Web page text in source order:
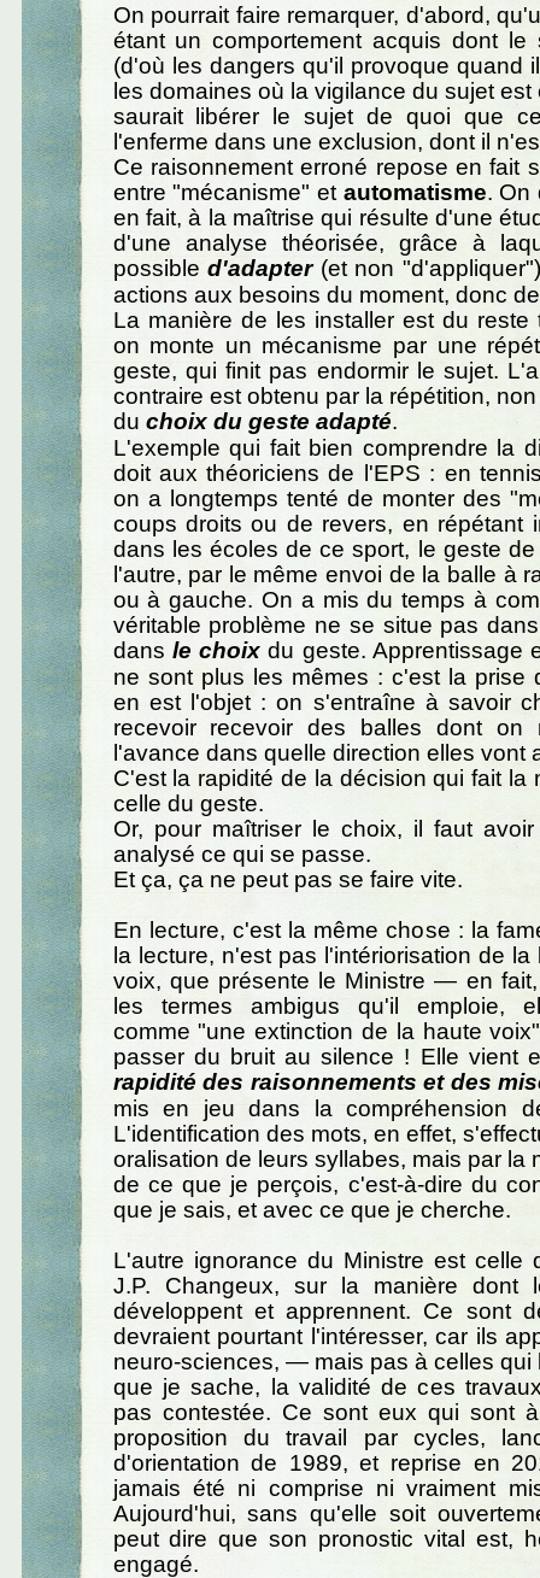
On pourrait faire remarquer, d'abord,
étant un comportement acquis dont le
(d'où les dangers qu'il provoque quand
les domaines où la vigilance du sujet est
saurait libérer le sujet de quoi que
l'enferme dans une exclusion, dont il
Ce raisonnement erroné repose en fait
entre "mécanisme" et automatisme. On
en fait, à la maîtrise qui résulte d'une
d'une analyse théorisée, grâce à
possibled'adapter(et non
actions aux besoins du moment, donc
La manière de les installer est du reste
on monte un mécanisme par une
geste, qui finit pas endormir le sujet.
contraire est obtenu par la répétition,
du choix du geste adapté.
L'exemple qui fait bien comprendre la
doit aux théoriciens de l'EPS : en
on a longtemps tenté de monter des
coups droits ou de revers, en répétant
dans les écoles de ce sport, le geste
l'autre, par le même envoi de la balle à
ou à gauche. On a mis du temps à
véritable problème ne se situe pas
dans le choix du geste. Apprentissage
ne sont plus les mêmes : c'est la prise
en est l'objet : on s'entraîne à savoir
recevoir recevoir des balles dont
l'avance dans quelle direction elles vont
C'est la rapidité de la décision qui fait la
celle du geste.
Or, pour maîtriser le choix, il faut
analysé ce qui se passe.
Et ça, ça ne peut pas se faire vite.
En lecture, c'est la même chose : la
la lecture, n'est pas l'intériorisation de la
voix, que présente le Ministre — en
les termes ambigus qu'il emploie,
comme "une extinction de la haute
passer du bruit au silence ! Elle vient
rapidité des raisonnements et des
mis en jeu dans la compréhension
L'identification des mots, en effet,
oralisation de leurs syllabes, mais par la
de ce que je perçois, c'est-à-dire du
que je sais, et avec ce que je cherche.
L'autre ignorance du Ministre est celle
J.P. Changeux, sur la manière dont
développent et apprennent. Ce sont
devraient pourtant l'intéresser, car ils
neuro-sciences, — mais pas à celles qui
que je sache, la validité de ces
pas contestée. Ce sont eux qui sont
proposition du travail par cycles,
d'orientation de 1989, et reprise en
jamais été ni comprise ni vraiment
Aujourd'hui, sans qu'elle soit
peut dire que son pronostic vital est,
engagé.